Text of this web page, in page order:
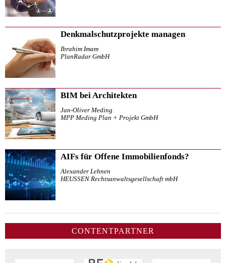
Denkmalschutzprojekte managen
Ibrahim Imam
PlanRadar GmbH
BIM bei Architekten
Jan-Oliver Meding
MPP Meding Plan + Projekt GmbH
AIFs für Offene Immobilienfonds?
Alexander Lehnen
HEUSSEN Rechtsanwaltsgesellschaft mbH
CONTENTPARTNER